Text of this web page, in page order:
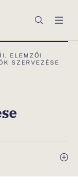
Keresés
ELEMZŐI
SZERVEZÉSE